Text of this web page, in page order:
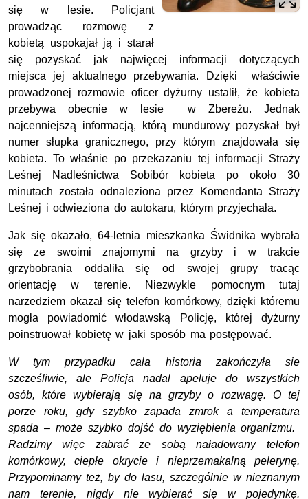
się w lesie. Policjant
prowadząc rozmowę z
kobietą uspokajał ją i starał
się pozyskać jak najwięcej informacji dotyczących
miejsca jej aktualnego przebywania. Dzięki właściwie
prowadzonej rozmowie oficer dyżurny ustalił, że kobieta
przebywa obecnie w lesie w Zbereżu. Jednak
najcenniejszą informacją, którą mundurowy pozyskał był
numer słupka granicznego, przy którym znajdowała się
kobieta. To właśnie po przekazaniu tej informacji Straży
Leśnej Nadleśnictwa Sobibór kobieta po około 30
minutach została odnaleziona przez Komendanta Straży
Leśnej i odwieziona do autokaru, którym przyjechała.
Jak się okazało, 64-letnia mieszkanka Świdnika wybrała
się ze swoimi znajomymi na grzyby i w trakcie
grzybobrania oddaliła się od swojej grupy tracąc
orientację w terenie. Niezwykle pomocnym tutaj
narzedziem okazał się telefon komórkowy, dzięki któremu
mogła powiadomić włodawską Policję, której dyżurny
poinstruował kobietę w jaki sposób ma postępować.
W tym przypadku cała historia zakończyła sie
szcześliwie, ale Policja nadal apeluje do wszystkich
osób, które wybierają się na grzyby o rozwagę. O tej
porze roku, gdy szybko zapada zmrok a temperatura
spada – może szybko dojść do wyziębienia organizmu.
Radzimy więc zabrać ze sobą naładowany telefon
komórkowy, ciepłe okrycie i nieprzemakalną pelerynę.
Przypominamy też, by do lasu, szczególnie w nieznanym
nam terenie, nigdy nie wybierać się w pojedynkę.